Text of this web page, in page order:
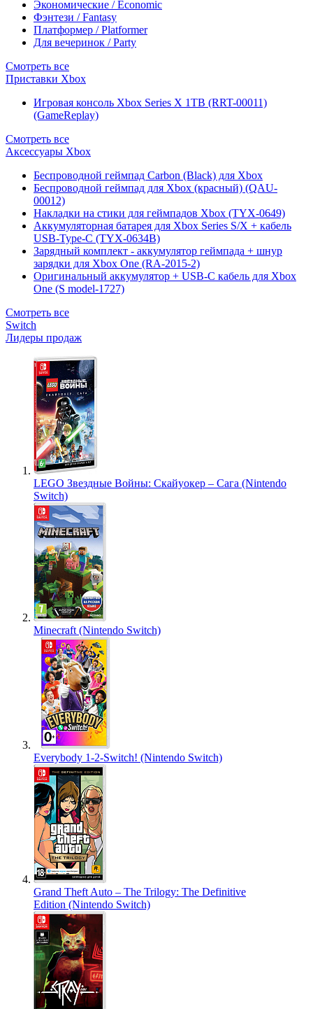
Экономические / Economic
Фэнтези / Fantasy
Платформер / Platformer
Для вечеринок / Party
Смотреть все
Приставки Xbox
Игровая консоль Xbox Series X 1TB (RRT-00011)
(GameReplay)
Смотреть все
Аксессуары Xbox
Беспроводной геймпад Carbon (Black) для Xbox
Беспроводной геймпад для Xbox (красный) (QAU-
00012)
Накладки на стики для геймпадов Xbox (TYX-0649)
Аккумуляторная батарея для Xbox Series S/X + кабель
USB-Type-C (TYX-0634B)
Зарядный комплект - аккумулятор геймпада + шнур
зарядки для Xbox One (RA-2015-2)
Оригинальный аккумулятор + USB-C кабель для Xbox
One (S model-1727)
Смотреть все
Switch
Лидеры продаж
LEGO Звездные Войны: Скайуокер – Сага (Nintendo
Switch)
Minecraft (Nintendo Switch)
Everybody 1-2-Switch! (Nintendo Switch)
Grand Theft Auto – The Trilogy: The Definitive
Edition (Nintendo Switch)